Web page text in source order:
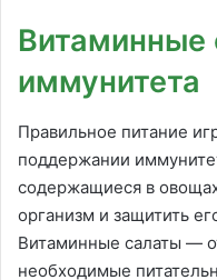
Витаминные
иммунитета
Правильное питание
поддержании
содержащиеся в
организм и защитить
Витаминные салаты —
необходимые